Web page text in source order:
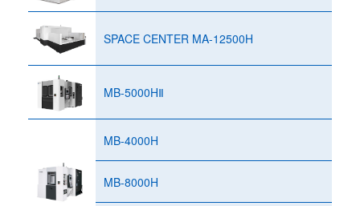
SPACE CENTER MA-12500H
MB-5000HⅡ
MB-4000H
MB-8000H